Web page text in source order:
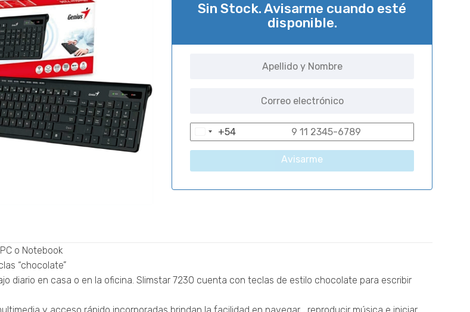
Sin Stock. Avisarme cuando esté
disponible.
r
5
+54
Avisarme
o Notebook
“chocolate”
diario en casa o en la oficina. Slimstar 7230 cuenta con teclas de estilo chocolate para escribir